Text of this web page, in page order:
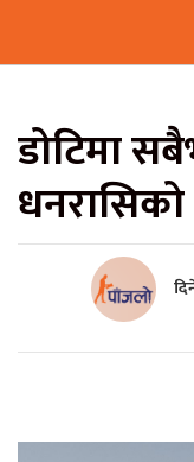
डोटिमा
धनरासिको